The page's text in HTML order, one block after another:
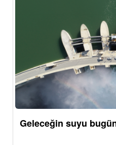
Geleceğin suyu